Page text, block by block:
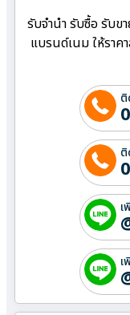
รับจำนำ รับซื้อ รับข
แบรนด์เนม ให้ราค
ติ
ติ